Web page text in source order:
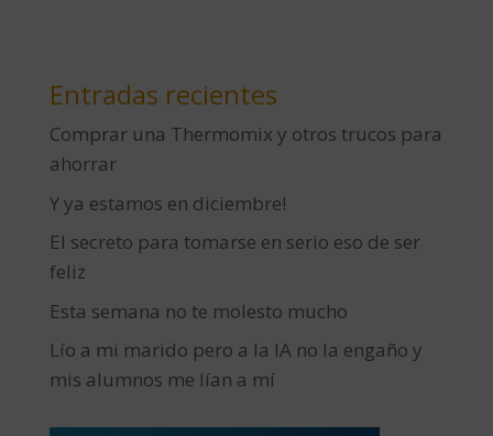
Entradas recientes
Comprar una Thermomix y otros trucos para
ahorrar
Y ya estamos en diciembre!
El secreto para tomarse en serio eso de ser
feliz
Esta semana no te molesto mucho
Lío a mi marido pero a la IA no la engaño y
mis alumnos me lían a mí